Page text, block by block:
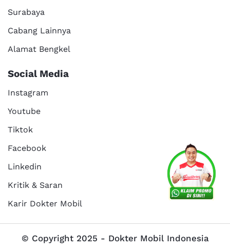
Surabaya
Cabang Lainnya
Alamat Bengkel
Social Media
Instagram
Youtube
Tiktok
Facebook
Linkedin
Kritik & Saran
Karir Dokter Mobil
© Copyright 2025 - Dokter Mobil Indonesia